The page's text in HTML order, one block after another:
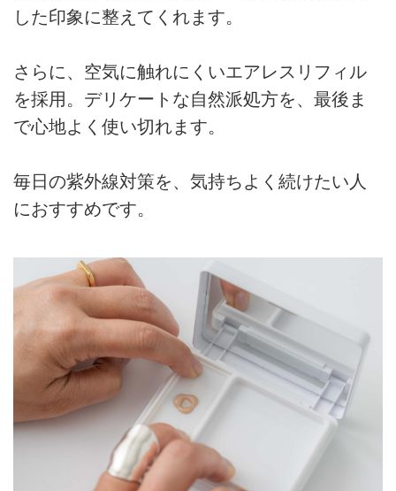
した印象に整えてくれます。
さらに、空気に触れにくいエアレスリフィル
を採用。デリケートな自然派処方を、最後ま
で心地よく使い切れます。
毎日の紫外線対策を、気持ちよく続けたい人
におすすめです。